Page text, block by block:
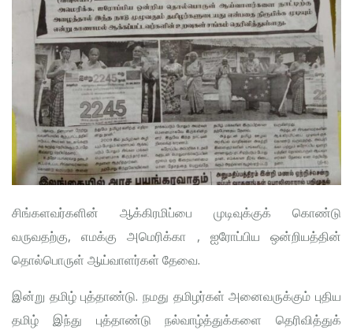
சிங்களவர்களின் ஆக்கிரமிப்பை முடிவுக்குக் கொண்டு
வருவதற்கு, எமக்கு அமெரிக்கா , ஐரோப்பிய ஒன்றியத்தின்
தொல்பொருள் ஆய்வாளர்கள் தேவை.
இன்று தமிழ் புத்தாண்டு. நமது தமிழர்கள் அனைவருக்கும் புதிய
தமிழ் இந்து புத்தாண்டு நல்வாழ்த்துக்களை தெரிவித்துக்